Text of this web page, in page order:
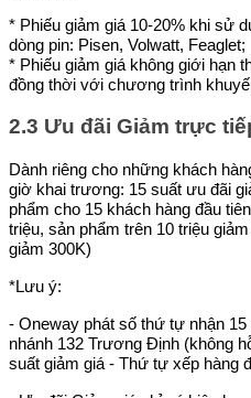
* Phiếu giảm giá 10-20% khi sử
dòng pin: Pisen, Volwatt, Feaglet;
* Phiếu giảm giá không giới hạn
đồng thời với chương trình
2.3 Ưu đãi Giảm trực
Dành riêng cho những khách
giờ khai trương: 15 suất ưu đãi
phẩm cho 15 khách hàng đầu
triệu, sản phẩm trên 10 triệu
giảm 300K)
*Lưu ý:
- Oneway phát số thứ tự nhận
nhánh 132 Trương Định (không
suất giảm giá - Thứ tự xếp hàng